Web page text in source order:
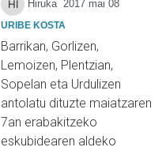
Hiruka 2017 mai 08
URIBE KOSTA
Barrikan, Gorlizen,
Lemoizen, Plentzian,
Sopelan eta Urdulizen
antolatu dituzte maiatzaren
7an erabakitzeko
eskubidearen aldeko